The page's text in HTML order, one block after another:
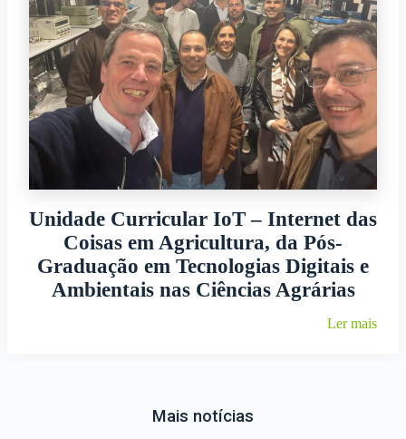
Unidade Curricular IoT – Internet das
Coisas em Agricultura, da Pós-
Graduação em Tecnologias Digitais e
Ambientais nas Ciências Agrárias
Ler mais
Mais notícias